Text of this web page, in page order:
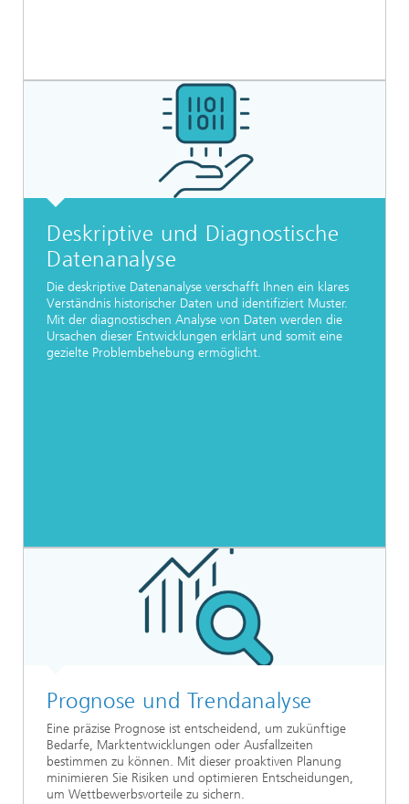
Deskriptive und Diagnostische
Datenanalyse
Die deskriptive Datenanalyse verschafft Ihnen ein klares
Verständnis historischer Daten und identifiziert Muster.
Mit der diagnostischen Analyse von Daten werden die
Ursachen dieser Entwicklungen erklärt und somit eine
gezielte Problembehebung ermöglicht.
Prognose und Trendanalyse
Eine präzise Prognose ist entscheidend, um zukünftige
Bedarfe, Marktentwicklungen oder Ausfallzeiten
bestimmen zu können. Mit dieser proaktiven Planung
minimieren Sie Risiken und optimieren Entscheidungen,
um Wettbewerbsvorteile zu sichern.